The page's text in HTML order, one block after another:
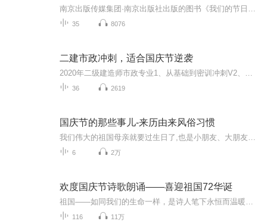
35 8076
二建市政冲刺，适合国庆节逆袭
36 2619
国庆节的那些事儿-来历由来风俗习惯
6 2万
欢度国庆节诗歌朗诵——喜迎祖国72华诞
116 11万